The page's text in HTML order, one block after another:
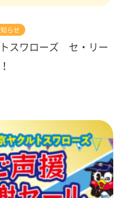
らせ
スワローズ セ・リー